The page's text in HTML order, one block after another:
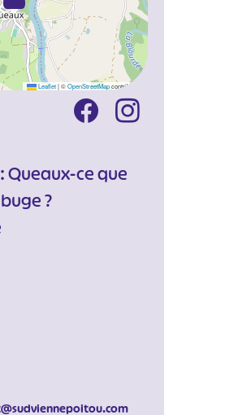
Leaflet|©OpenStreetMapcontributors
Queaux-ce que
?